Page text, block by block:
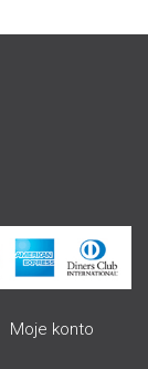
Moje konto